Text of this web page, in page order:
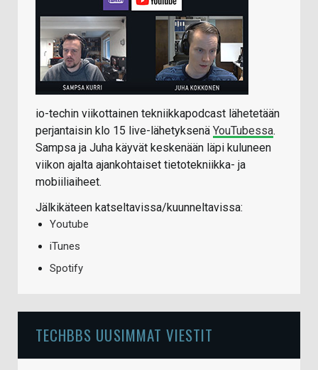
io-techin viikottainen tekniikkapodcast lähetetään
perjantaisin klo 15 live-lähetyksenä YouTubessa.
Sampsa ja Juha käyvät keskenään läpi kuluneen
viikon ajalta ajankohtaiset tietotekniikka- ja
mobiiliaiheet.
Jälkikäteen katseltavissa/kuunneltavissa:
Youtube
iTunes
Spotify
TECHBBS UUSIMMAT VIESTIT